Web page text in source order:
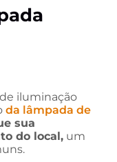
iluminação
da lâmpada de
sua
do local, um